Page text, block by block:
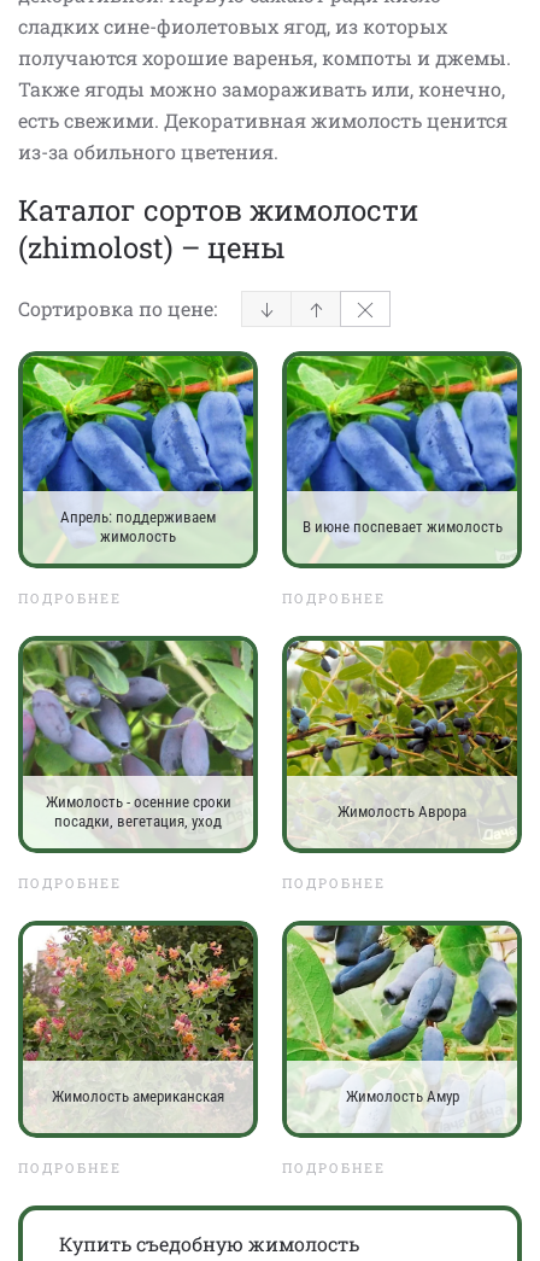
сладких сине-фиолетовых ягод, из которых
получаются хорошие варенья, компоты и джемы.
Также ягоды можно замораживать или, конечно,
есть свежими. Декоративная жимолость ценится
из-за обильного цветения.
Каталог сортов жимолости
(zhimolost) – цены
Сортировка по цене:
Апрель: поддерживаем
жимолость
ПОДРОБНЕЕ
В июне поспевает жимолость
ПОДРОБНЕЕ
Жимолость - осенние сроки
посадки, вегетация, уход
ПОДРОБНЕЕ
Жимолость Аврора
ПОДРОБНЕЕ
Жимолость американская
ПОДРОБНЕЕ
Жимолость Амур
ПОДРОБНЕЕ
Купить съедобную жимолость